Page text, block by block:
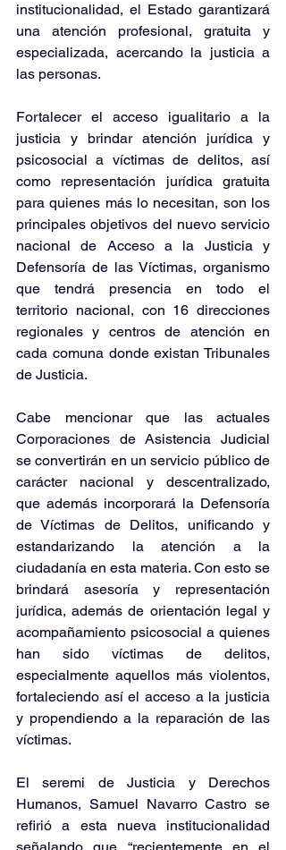
institucionalidad, el Estado garantizará
una atención profesional, gratuita y
especializada, acercando la justicia a
las personas.
Fortalecer el acceso igualitario a la
justicia y brindar atención jurídica y
psicosocial a víctimas de delitos, así
como representación jurídica gratuita
para quienes más lo necesitan, son los
principales objetivos del nuevo servicio
nacional de Acceso a la Justicia y
Defensoría de las Víctimas, organismo
que tendrá presencia en todo el
territorio nacional, con 16 direcciones
regionales y centros de atención en
cada comuna donde existan Tribunales
de Justicia.
Cabe mencionar que las actuales
Corporaciones de Asistencia Judicial
se convertirán en un servicio público de
carácter nacional y descentralizado,
que además incorporará la Defensoría
de Víctimas de Delitos, unificando y
estandarizando la atención a la
ciudadanía en esta materia. Con esto se
brindará asesoría y representación
jurídica, además de orientación legal y
acompañamiento psicosocial a quienes
han sido víctimas de delitos,
especialmente aquellos más violentos,
fortaleciendo así el acceso a la justicia
y propendiendo a la reparación de las
víctimas.
El seremi de Justicia y Derechos
Humanos, Samuel Navarro Castro se
refirió a esta nueva institucionalidad